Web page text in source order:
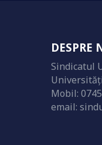
DESPRE
Sindicatul
Mobil:
email: